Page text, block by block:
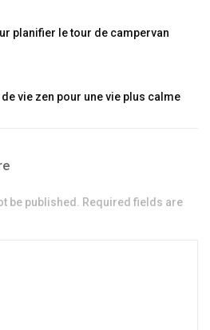
planifier le tour de campervan
vie zen pour une vie plus calme
be published. Required fields are